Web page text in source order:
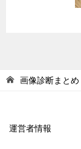
画像診断まとめ
運営者情報